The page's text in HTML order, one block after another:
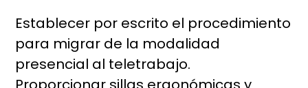
Establecer por escrito el procedimiento
para migrar de la modalidad
presencial al teletrabajo.